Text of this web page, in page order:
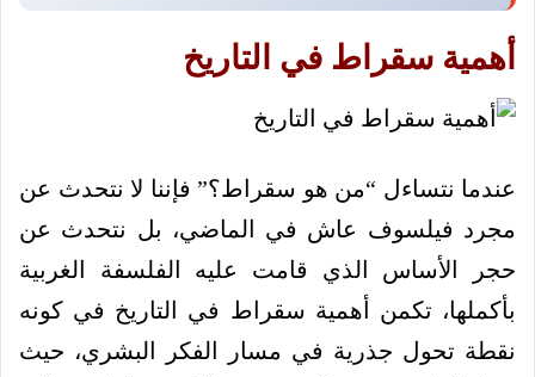
أهمية سقراط في التاريخ
عندما نتساءل “من هو سقراط؟” فإننا لا نتحدث عن
مجرد فيلسوف عاش في الماضي، بل نتحدث عن
حجر الأساس الذي قامت عليه الفلسفة الغربية
بأكملها، تكمن أهمية سقراط في التاريخ في كونه
نقطة تحول جذرية في مسار الفكر البشري، حيث